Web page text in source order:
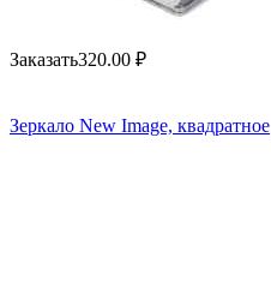
Заказать320.00 ₽
Зеркало New Image, квадратное